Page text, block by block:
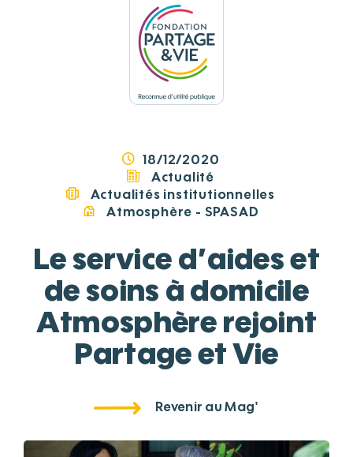
18/12/2020
Actualité
Actualités institutionnelles
Atmosphère - SPASAD
Le service d’aides et
de soins à domicile
Atmosphère rejoint
Partage et Vie
Revenir au Mag'
Panneau de gestion des cookies